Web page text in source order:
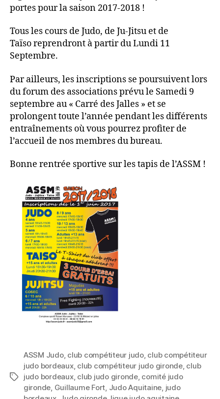
portes pour la saison 2017-2018 !
Tous les cours de Judo, de Ju-Jitsu et de
Taïso reprendront à partir du Lundi 11
Septembre.
Par ailleurs, les inscriptions se poursuivent lors
du forum des associations prévu le Samedi 9
septembre au « Carré des Jalles » et se
prolongent toute l’année pendant les différents
entraînements où vous pourrez profiter de
l’accueil de nos membres du bureau.
Bonne rentrée sportive sur les tapis de l’ASSM !
ASSM Judo, club compétiteur judo, club compétiteur
judo bordeaux, club compétiteur judo gironde, club
judo bordeaux, club judo gironde, comité judo
gironde Guillaume Fort Judo Aquitaine judo